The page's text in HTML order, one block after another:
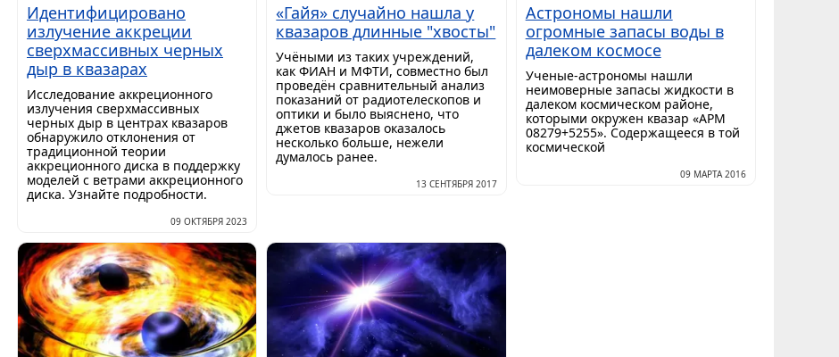
Идентифицировано
излучение аккреции
сверхмассивных черных
дыр в квазарах
Исследование аккреционного
излучения сверхмассивных
черных дыр в центрах квазаров
обнаружило отклонения от
традиционной теории
аккреционного диска в поддержку
моделей с ветрами аккреционного
диска. Узнайте подробности.
09 ОКТЯБРЯ 2023
«Гайя» случайно нашла у
квазаров длинные "хвосты"
​Учёными из таких учреждений,
как ФИАН и МФТИ, совместно был
проведён сравнительный анализ
показаний от радиотелескопов и
оптики и было выяснено, что
джетов квазаров оказалось
несколько больше, нежели
думалось ранее.
13 СЕНТЯБРЯ 2017
Астрономы нашли
огромные запасы воды в
далеком космосе
Ученые-астрономы нашли
неимоверные запасы жидкости в
далеком космическом районе,
которыми окружен квазар «APM
08279+5255». Содержащееся в той
космической
09 МАРТА 2016